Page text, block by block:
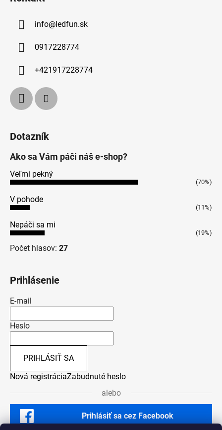
info@ledfun.sk
0917228774
+421917228774
Dotazník
Ako sa Vám páči náš e-shop?
Veľmi pekný
(70%)
V pohode
(11%)
Nepáči sa mi
(19%)
Počet hlasov: 27
Prihlásenie
E-mail
Heslo
PRIHLÁSIŤ SA
Nová registráciaZabudnuté heslo
alebo
Prihlásiť sa cez Facebook